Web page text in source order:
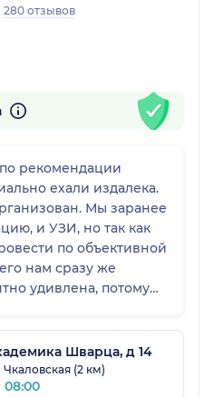
280 отзывов
рекомендации
ехали издалека.
Мы заранее
и УЗИ, но так как
по объективной
нам сразу же
удивлена, потому
быстро,
Доктор
и попробовать позже,
нужно
Шварца, д 14
Чкаловская (2 км)
08:00